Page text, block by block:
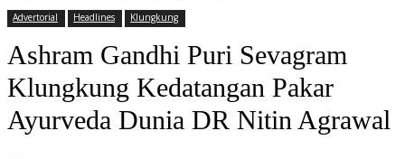
Advertorial Headlines Klungkung
Ashram Gandhi Puri Sevagram
Klungkung Kedatangan Pakar
Ayurveda Dunia DR Nitin Agrawal